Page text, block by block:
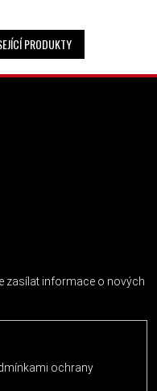
PRODUKTY
zasílat informace o nových
ochrany